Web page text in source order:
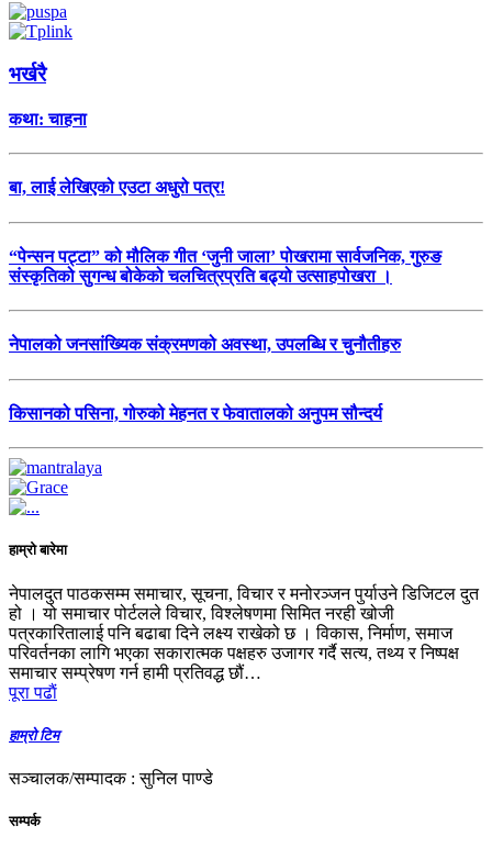
भर्खरै
कथा: चाहना
बा, लाई लेखिएको एउटा अधुरो पत्र!
“पेन्सन पट्टा” को मौलिक गीत ‘जुनी जाला’ पोखरामा सार्वजनिक, गुरुङ
संस्कृतिको सुगन्ध बोकेको चलचित्रप्रति बढ्यो उत्साहपोखरा ।
नेपालको जनसांख्यिक संक्रमणको अवस्था, उपलब्धि र चुनौतीहरु
किसानको पसिना, गोरुको मेहनत र फेवातालको अनुपम सौन्दर्य
हाम्रो बारेमा
नेपालदुत पाठकसम्म समाचार, सूचना, विचार र मनोरञ्जन पुर्याउने डिजिटल दुत
हो । यो समाचार पोर्टलले विचार, विश्लेषणमा सिमित नरही खोजी
पत्रकारितालाई पनि बढाबा दिने लक्ष्य राखेको छ । विकास, निर्माण, समाज
परिवर्तनका लागि भएका सकारात्मक पक्षहरु उजागर गर्दै सत्य, तथ्य र निष्पक्ष
समाचार सम्प्रेषण गर्न हामी प्रतिवद्ध छौं…
पूरा पढाैं
हाम्रो टिम
सञ्चालक/सम्पादक : सुनिल पाण्डे
सम्पर्क